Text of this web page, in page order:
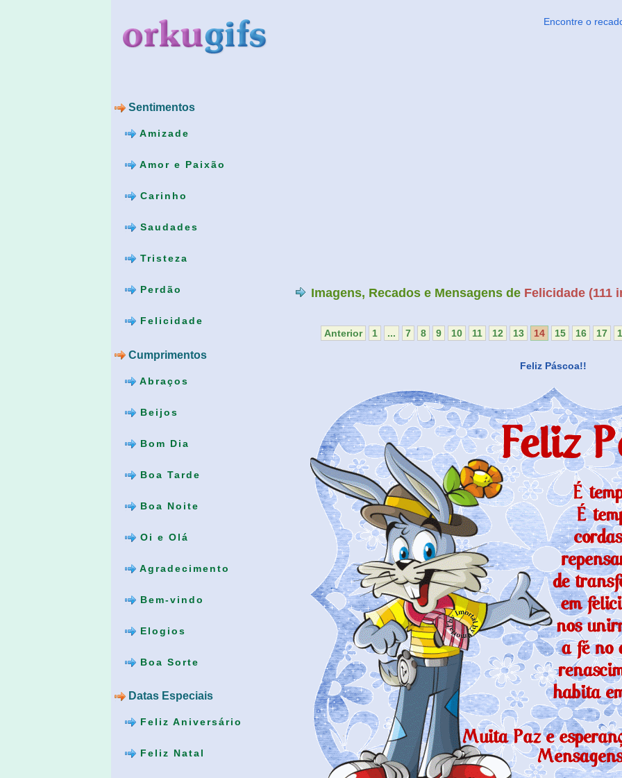
Sentimentos
Amizade
Amor e Paixão
Carinho
Saudades
Tristeza
Perdão
Felicidade
Cumprimentos
Abraços
Beijos
Bom Dia
Boa Tarde
Boa Noite
Oi e Olá
Agradecimento
Bem-vindo
Elogios
Boa Sorte
Datas Especiais
Feliz Aniversário
Feliz Natal
Encontre o
Imagens, Recados e Mensagens de Felicidade (111
Anterior 1 ... 7 8 9 10 11 12 13 14 15 16 17
Feliz Páscoa!!